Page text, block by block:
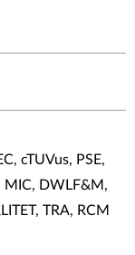
cTUVus, PSE,
MIC, DWLF&M,
TRA, RCM